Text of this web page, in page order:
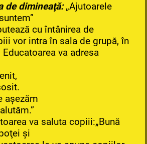
de dimineaţă:„Ajutoarele
cu întânirea de
vor intra în sala de grupă, în
va adresa
aşezăm
va saluta copiii:„Bună
şi